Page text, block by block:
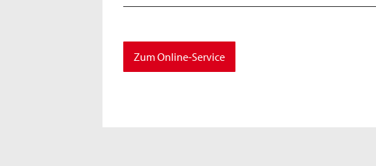
Zum Online-Service